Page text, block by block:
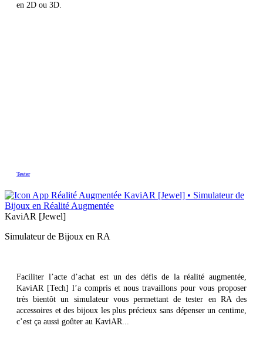
en 2D ou 3D.
Tester
KaviAR [Jewel]
Simulateur de Bijoux en RA
Faciliter l’acte d’achat est un des défis de la réalité augmentée,
KaviAR [Tech] l’a compris et nous travaillons pour vous proposer
très bientôt un simulateur vous permettant de tester en RA des
accessoires et des bijoux les plus précieux sans dépenser un centime,
c’est ça aussi goûter au KaviAR...